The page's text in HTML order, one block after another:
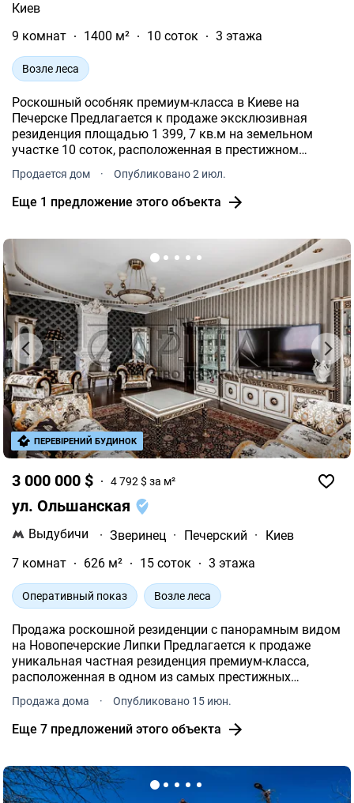
Киев
9 комнат
1400 м² 10 соток 3 этажа
Возле леса
Роскошный особняк премиум-класса в Киеве на
Печерске Предлагается к продаже эксклюзивная
резиденция площадью 1 399, 7 кв.м на земельном
участке 10 соток, расположенная в престижном
районе Киева по адресу: вул. Дубенська, 17.
Продается дом · Опубликовано 2 июл.
Еще 1 предложение этого объекта
3 000 000 $ 4 792 $ за м²
ул. Ольшанская
Выдубичи · Зверинец · Печерский ·
Киев
7 комнат
626 м² 15 соток 3 этажа
Оперативный показ Возле леса
Продажа роскошной резиденции с панорамным видом
на Новопечерские Липки Предлагается к продаже
уникальная частная резиденция премиум-класса,
расположенная в одном из самых престижных
Продажа дома · Опубликовано 15 июн.
Еще 7 предложений этого объекта
ПЕРЕВІРЕНИЙ БУДИНОК